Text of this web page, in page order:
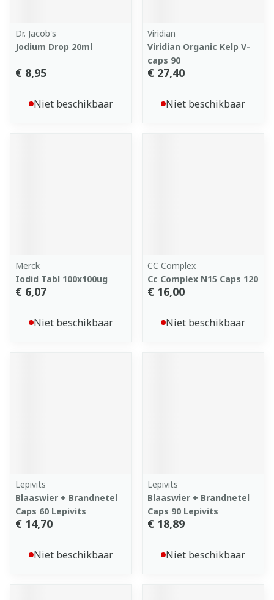
Dr. Jacob's
Jodium Drop 20ml
€ 8,95
Niet beschikbaar
Viridian
Viridian Organic Kelp V-
caps 90
€ 27,40
Niet beschikbaar
Merck
Iodid Tabl 100x100ug
€ 6,07
Niet beschikbaar
CC Complex
Cc Complex N15 Caps 120
€ 16,00
Niet beschikbaar
Lepivits
Blaaswier + Brandnetel
Caps 60 Lepivits
€ 14,70
Niet beschikbaar
Lepivits
Blaaswier + Brandnetel
Caps 90 Lepivits
€ 18,89
Niet beschikbaar